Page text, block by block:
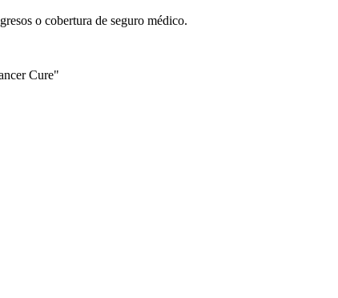
o cobertura de seguro médico.
Cure"